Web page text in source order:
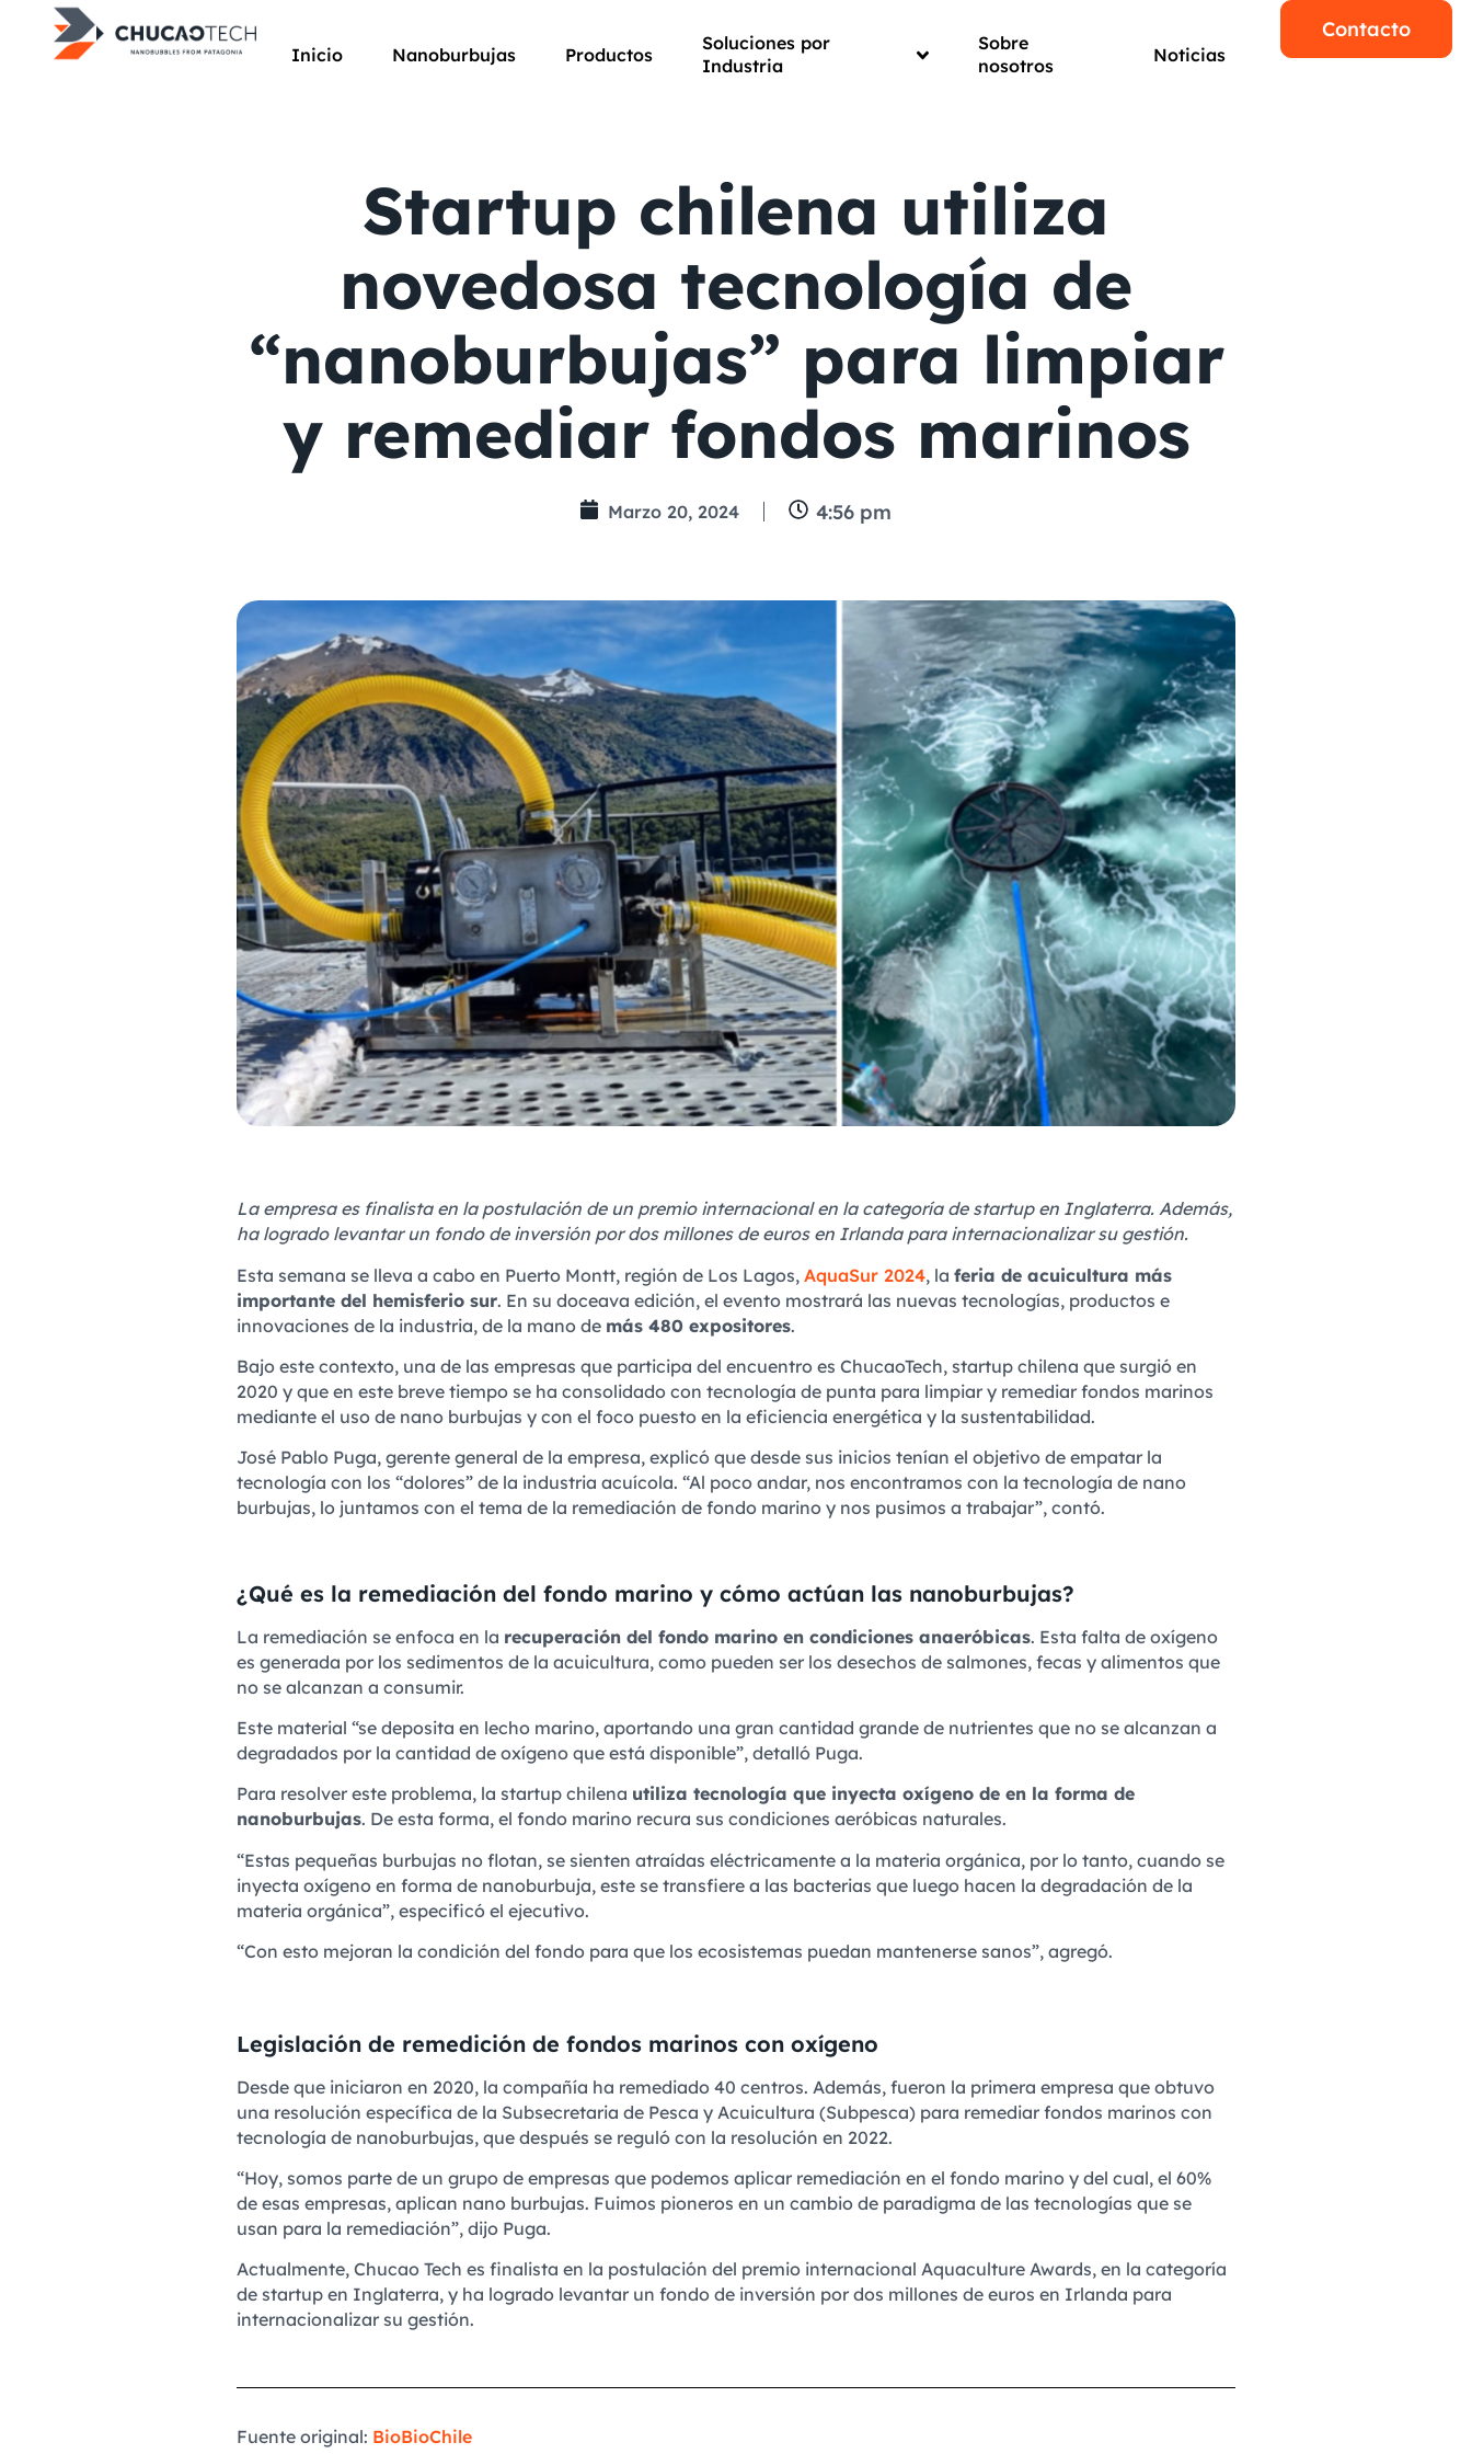
Inicio Nanoburbujas Productos
Soluciones por
Industria
Sobre
nosotros
Noticias
Contacto
Startup chilena utiliza
novedosa tecnología de
“nanoburbujas” para limpiar
y remediar fondos marinos
Marzo 20, 2024 4:56 pm
La empresa es finalista en la postulación de un premio internacional en la categoría de startup en Inglaterra. Además,
ha logrado levantar un fondo de inversión por dos millones de euros en Irlanda para internacionalizar su gestión.
Esta semana se lleva a cabo en Puerto Montt, región de Los Lagos, AquaSur 2024, la feria de acuicultura más
importante del hemisferio sur. En su doceava edición, el evento mostrará las nuevas tecnologías, productos e
innovaciones de la industria, de la mano de más 480 expositores.
Bajo este contexto, una de las empresas que participa del encuentro es ChucaoTech, startup chilena que surgió en
2020 y que en este breve tiempo se ha consolidado con tecnología de punta para limpiar y remediar fondos marinos
mediante el uso de nano burbujas y con el foco puesto en la eficiencia energética y la sustentabilidad.
José Pablo Puga, gerente general de la empresa, explicó que desde sus inicios tenían el objetivo de empatar la
tecnología con los “dolores” de la industria acuícola. “Al poco andar, nos encontramos con la tecnología de nano
burbujas, lo juntamos con el tema de la remediación de fondo marino y nos pusimos a trabajar”, contó.
¿Qué es la remediación del fondo marino y cómo actúan las nanoburbujas?
La remediación se enfoca en la recuperación del fondo marino en condiciones anaeróbicas. Esta falta de oxígeno
es generada por los sedimentos de la acuicultura, como pueden ser los desechos de salmones, fecas y alimentos que
no se alcanzan a consumir.
Este material “se deposita en lecho marino, aportando una gran cantidad grande de nutrientes que no se alcanzan a
degradados por la cantidad de oxígeno que está disponible”, detalló Puga.
Para resolver este problema, la startup chilena utiliza tecnología que inyecta oxígeno de en la forma de
nanoburbujas. De esta forma, el fondo marino recura sus condiciones aeróbicas naturales.
“Estas pequeñas burbujas no flotan, se sienten atraídas eléctricamente a la materia orgánica, por lo tanto, cuando se
inyecta oxígeno en forma de nanoburbuja, este se transfiere a las bacterias que luego hacen la degradación de la
materia orgánica”, especificó el ejecutivo.
“Con esto mejoran la condición del fondo para que los ecosistemas puedan mantenerse sanos”, agregó.
Legislación de remedición de fondos marinos con oxígeno
Desde que iniciaron en 2020, la compañía ha remediado 40 centros. Además, fueron la primera empresa que obtuvo
una resolución específica de la Subsecretaria de Pesca y Acuicultura (Subpesca) para remediar fondos marinos con
tecnología de nanoburbujas, que después se reguló con la resolución en 2022.
“Hoy, somos parte de un grupo de empresas que podemos aplicar remediación en el fondo marino y del cual, el 60%
de esas empresas, aplican nano burbujas. Fuimos pioneros en un cambio de paradigma de las tecnologías que se
usan para la remediación”, dijo Puga.
Actualmente, Chucao Tech es finalista en la postulación del premio internacional Aquaculture Awards, en la categoría
de startup en Inglaterra, y ha logrado levantar un fondo de inversión por dos millones de euros en Irlanda para
internacionalizar su gestión.
Fuente original: BioBioChile